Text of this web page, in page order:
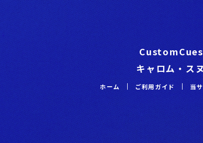
キャロム・ス
ホーム ご利⽤ガイド 当